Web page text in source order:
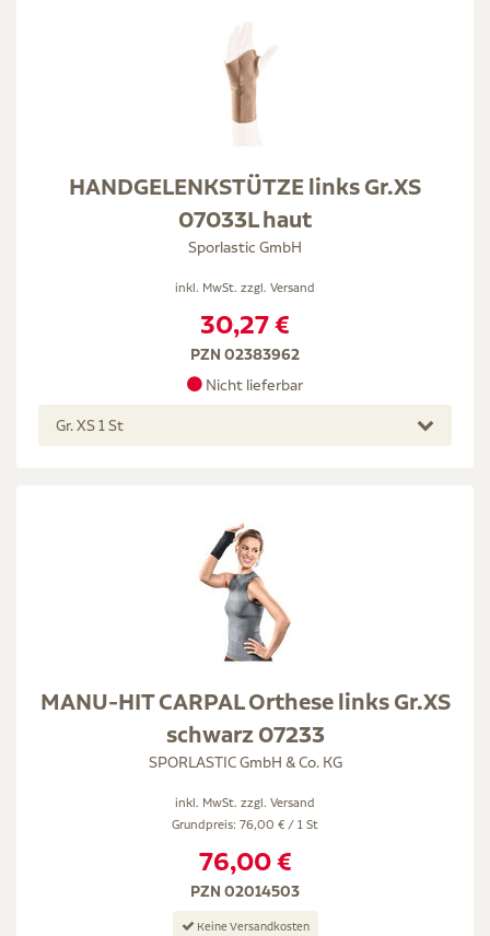
HANDGELENKSTÜTZE links Gr.XS
07033L haut
Sporlastic GmbH
inkl. MwSt. zzgl. Versand
30,27 €
PZN 02383962
Nicht lieferbar
Gr. XS 1 St
MANU-HIT CARPAL Orthese links Gr.XS
schwarz 07233
SPORLASTIC GmbH & Co. KG
inkl. MwSt. zzgl. Versand
Grundpreis: 76,00 € / 1 St
76,00 €
PZN 02014503
Keine Versandkosten